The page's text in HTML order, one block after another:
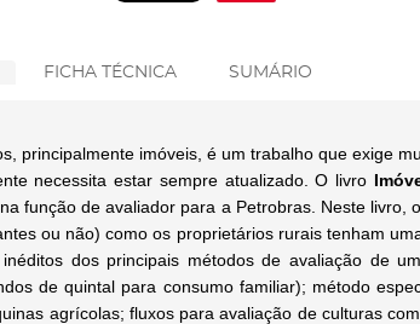
FICHA TÉCNICA SUMÁRIO
principalmente imóveis, é um trabalho que exige
necessita estar sempre atualizado. O livro
função de avaliador para a Petrobras. Neste
ou não) como os proprietários rurais tenham
dos principais métodos de avaliação de
de quintal para consumo familiar); método
agrícolas; fluxos para avaliação de culturas